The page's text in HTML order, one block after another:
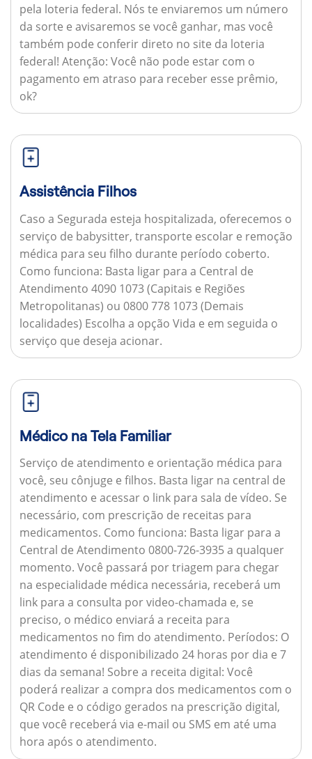
pela loteria federal. Nós te enviaremos um número
da sorte e avisaremos se você ganhar, mas você
também pode conferir direto no site da loteria
federal! Atenção: Você não pode estar com o
pagamento em atraso para receber esse prêmio,
ok?
Assistência Filhos
Caso a Segurada esteja hospitalizada, oferecemos o
serviço de babysitter, transporte escolar e remoção
médica para seu filho durante período coberto.
Como funciona: Basta ligar para a Central de
Atendimento 4090 1073 (Capitais e Regiões
Metropolitanas) ou 0800 778 1073 (Demais
localidades) Escolha a opção Vida e em seguida o
serviço que deseja acionar.
Médico na Tela Familiar
Serviço de atendimento e orientação médica para
você, seu cônjuge e filhos. Basta ligar na central de
atendimento e acessar o link para sala de vídeo. Se
necessário, com prescrição de receitas para
medicamentos. Como funciona: Basta ligar para a
Central de Atendimento 0800-726-3935 a qualquer
momento. Você passará por triagem para chegar
na especialidade médica necessária, receberá um
link para a consulta por video-chamada e, se
preciso, o médico enviará a receita para
medicamentos no fim do atendimento. Períodos: O
atendimento é disponibilizado 24 horas por dia e 7
dias da semana! Sobre a receita digital: Você
poderá realizar a compra dos medicamentos com o
QR Code e o código gerados na prescrição digital,
que você receberá via e-mail ou SMS em até uma
hora após o atendimento.